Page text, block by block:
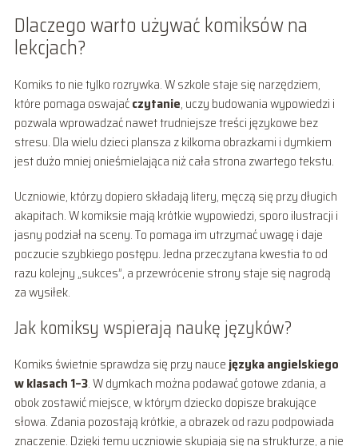
Dlaczego warto używać komiksów na
lekcjach?
Komiks to nie tylko rozrywka. W szkole staje się narzędziem,
które pomaga oswajaćczytanie, uczy budowania wypowiedzi i
pozwala wprowadzać nawet trudniejsze treści językowe bez
stresu. Dla wielu dzieci plansza z kilkoma obrazkami i dymkiem
jest dużo mniej onieśmielająca niż cała strona zwartego tekstu.
Uczniowie, którzy dopiero składają litery, męczą się przy długich
akapitach. W komiksie mają krótkie wypowiedzi, sporo ilustracji i
jasny podział na sceny. To pomaga im utrzymać uwagę i daje
poczucie szybkiego postępu. Jedna przeczytana kwestia to od
razu kolejny „sukces”, a przewrócenie strony staje się nagrodą
za wysiłek.
Jak komiksy wspierają naukę języków?
Komiks świetnie sprawdza się przy nauce języka angielskiego
w klasach 1–3. W dymkach można podawać gotowe zdania, a
obok zostawić miejsce, w którym dziecko dopisze brakujące
słowa. Zdania pozostają krótkie, a obrazek od razu podpowiada
znaczenie. Dzięki temu uczniowie skupiają się na strukturze, a nie